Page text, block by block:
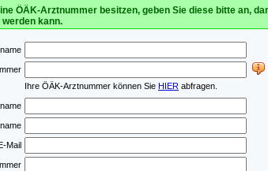
ÖÄK-Arztnummer besitzen, geben Sie diese bitte an,
werden kann.
Ihre ÖÄK-Arztnummer können Sie HIER abfragen.
Mail